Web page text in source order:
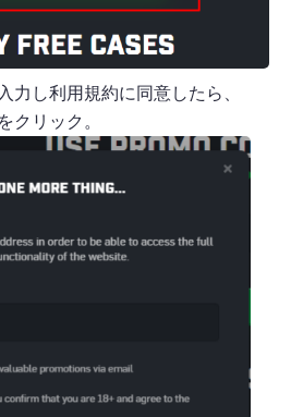
力し利用規約に同意したら、
クリック。